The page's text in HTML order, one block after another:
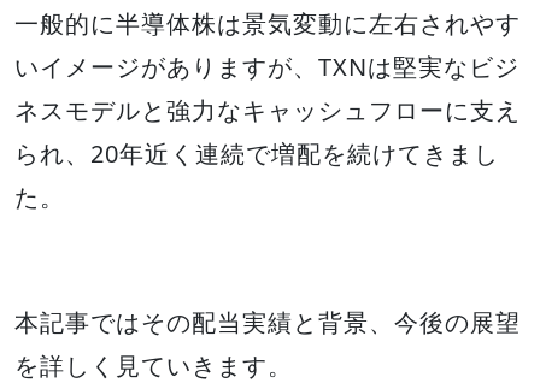
一般的に半導体株は景気変動に左右されやす
いイメージがありますが、TXNは堅実なビジ
ネスモデルと強力なキャッシュフローに支え
られ、20年近く連続で増配を続けてきまし
た。
本記事ではその配当実績と背景、今後の展望
を詳しく見ていきます。